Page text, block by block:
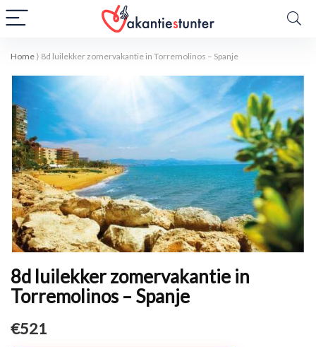
Home ⟩ 8d luilekker zomervakantie in Torremolinos – Spanje
8d luilekker zomervakantie in
Torremolinos – Spanje
€521